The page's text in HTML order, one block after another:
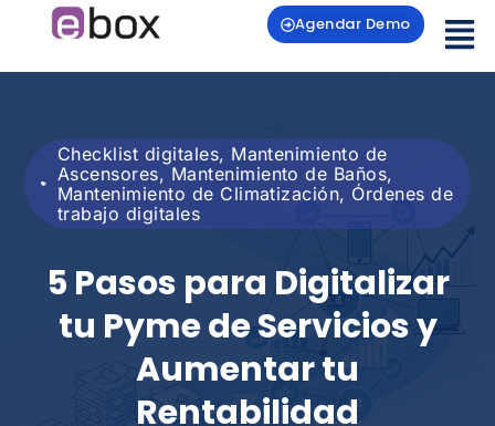
Agendar Demo
Checklist digitales, Mantenimiento de
Ascensores, Mantenimiento de Baños,
Mantenimiento de Climatización, Órdenes de
trabajo digitales
5 Pasos para Digitalizar
tu Pyme de Servicios y
Aumentar tu
Rentabilidad